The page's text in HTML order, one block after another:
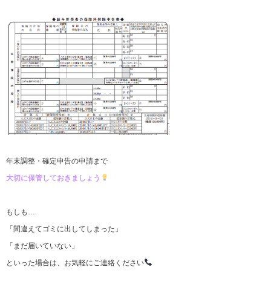
年末調整・確定申告の申請まで
大切に保管しておきましょう
もしも…
「間違えてゴミに出してしまった」
「まだ届いていない」
といった場合は、お気軽にご連絡ください